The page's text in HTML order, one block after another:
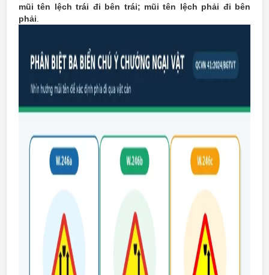
mũi tên lệch trái đi bên trái; mũi tên lệch phải đi bên
phải